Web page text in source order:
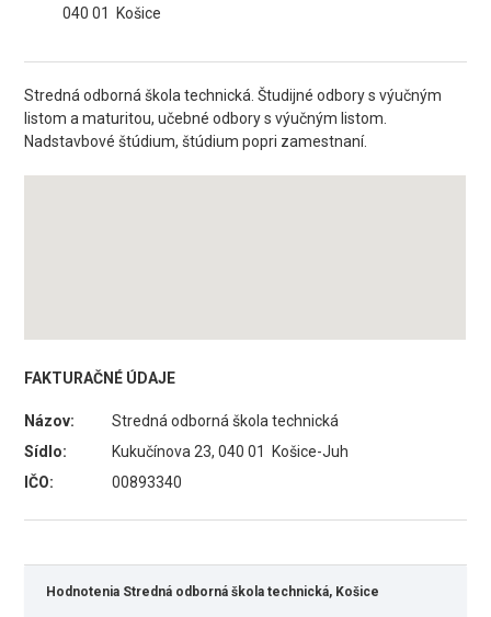
040 01
Košice
Stredná odborná škola technická. Študijné odbory s výučným
listom a maturitou, učebné odbory s výučným listom.
Nadstavbové štúdium, štúdium popri zamestnaní.
FAKTURAČNÉ ÚDAJE
Názov:
Stredná odborná škola technická
Sídlo:
Kukučínova 23, 040 01 Košice-Juh
IČO:
00893340
Hodnotenia Stredná odborná škola technická, Košice